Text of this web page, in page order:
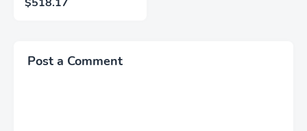
(Renovado)
Post a Comment